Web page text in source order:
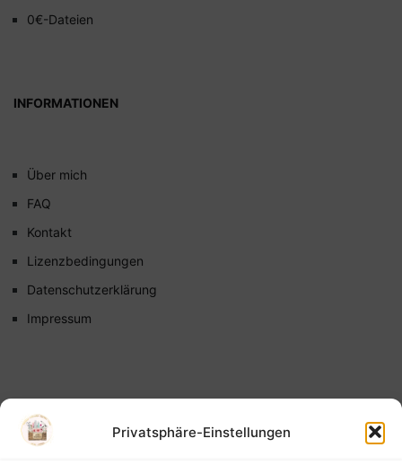
Privatsphäre-Einstellungen
0€-Dateien
INFORMATIONEN
Über mich
FAQ
Kontakt
Lizenzbedingungen
Datenschutzerklärung
Impressum